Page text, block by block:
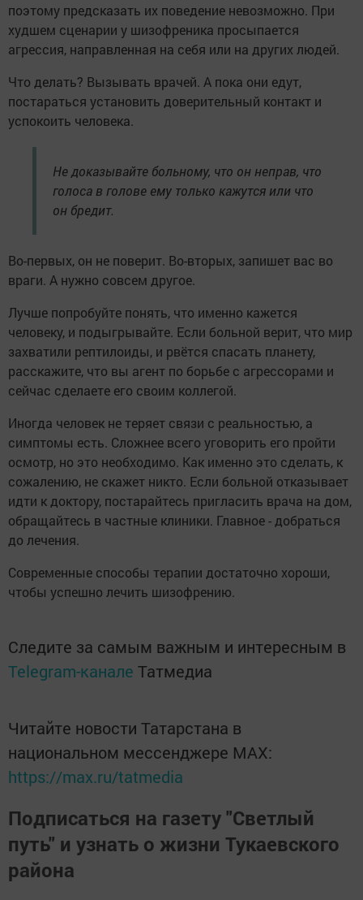
поэтому предсказать их поведение невозможно. При
худшем сценарии у шизофреника просыпается
агрессия, направленная на себя или на других людей.
Что делать? Вызывать врачей. А пока они едут,
постараться установить доверительный контакт и
успокоить человека.
Не доказывайте больному, что он неправ, что
голоса в голове ему только кажутся или что
он бредит.
Во-первых, он не поверит. Во-вторых, запишет вас во
враги. А нужно совсем другое.
Лучше попробуйте понять, что именно кажется
человеку, и подыгрывайте. Если больной верит, что мир
захватили рептилоиды, и рвётся спасать планету,
расскажите, что вы агент по борьбе с агрессорами и
сейчас сделаете его своим коллегой.
Иногда человек не теряет связи с реальностью, а
симптомы есть. Сложнее всего уговорить его пройти
осмотр, но это необходимо. Как именно это сделать, к
сожалению, не скажет никто. Если больной отказывает
идти к доктору, постарайтесь пригласить врача на дом,
обращайтесь в частные клиники. Главное - добраться
до лечения.
Современные способы терапии достаточно хороши,
чтобы успешно лечить шизофрению.
Следите за самым важным и интересным в
Telegram-канале Татмедиа
Читайте новости Татарстана в
национальном мессенджере MАХ:
https://max.ru/tatmedia
Подписаться на газету "Светлый
путь" и узнать о жизни Тукаевского
района